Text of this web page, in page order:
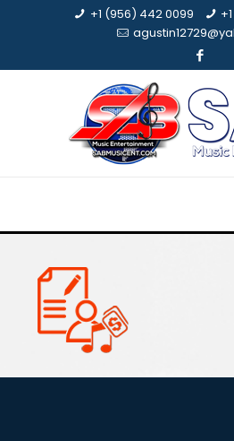
+1 (956) 442 0099